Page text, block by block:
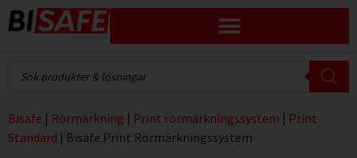
Bisafe | Rörmärkning | Print rörmärkningssystem | Print
Standard | Bisafe Print Rörmärkningssystem